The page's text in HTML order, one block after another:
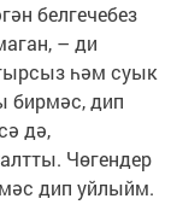
белгечебез
– ди
һәм суык
бирмәс, дип
дә,
Чөгендер
дип уйлыйм.